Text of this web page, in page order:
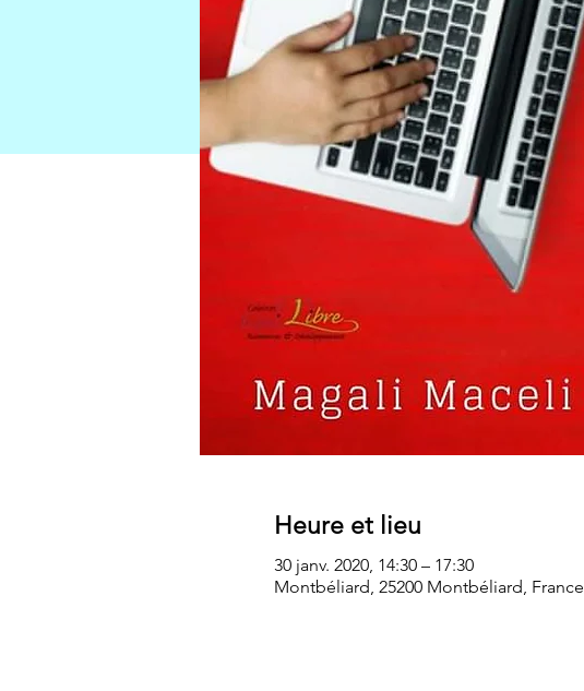
Heure et lieu
30 janv. 2020, 14:30 – 17:30
Montbéliard, 25200 Montbéliard, France